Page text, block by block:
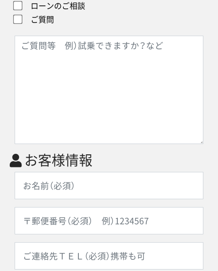
ローンのご相談
ご質問
お客様情報